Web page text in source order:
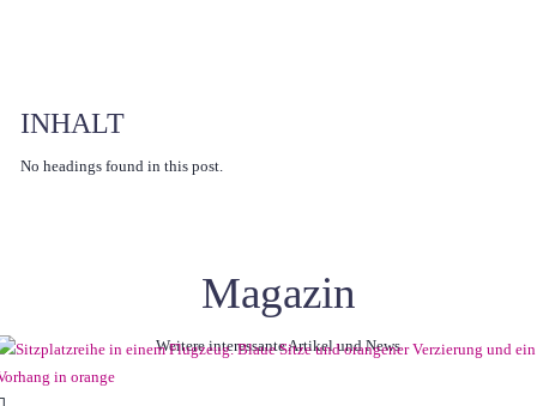
INHALT
No headings found in this post.
Magazin
Weitere interessante Artikel und News